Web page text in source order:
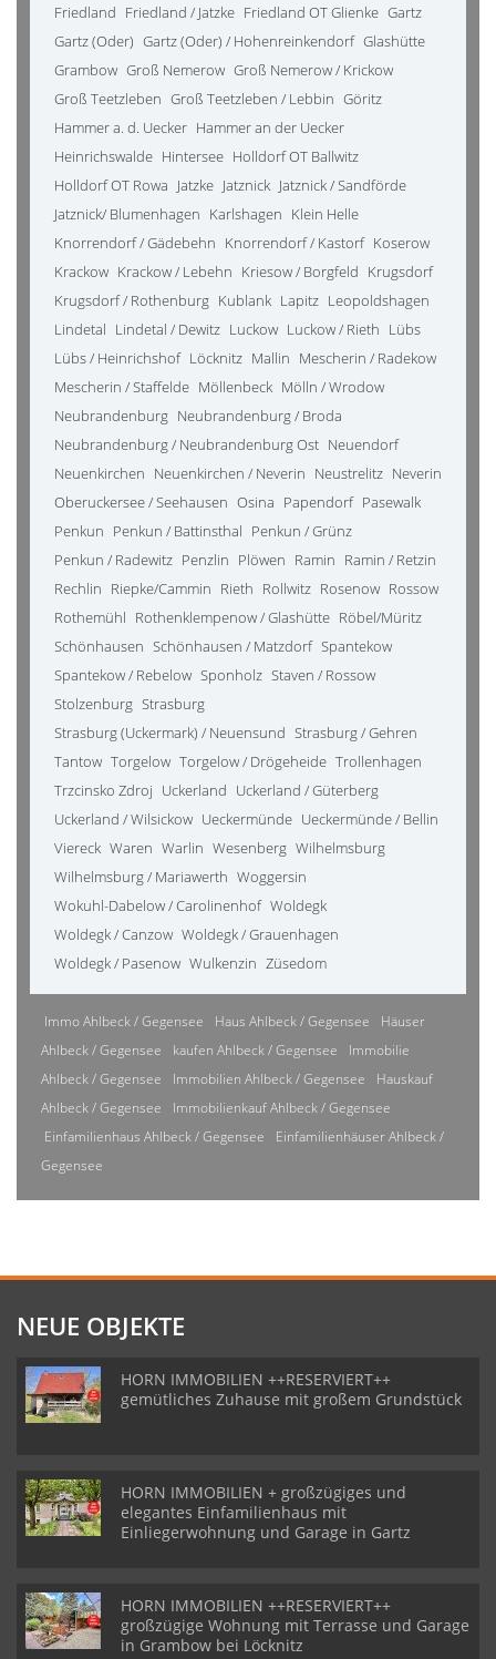
Friedland Friedland / Jatzke Friedland OT Glienke Gartz
Gartz (Oder) Gartz (Oder) / Hohenreinkendorf Glashütte
Grambow Groß Nemerow Groß Nemerow / Krickow
Groß Teetzleben Groß Teetzleben / Lebbin Göritz
Hammer a. d. Uecker Hammer an der Uecker
Heinrichswalde Hintersee Holldorf OT Ballwitz
Holldorf OT Rowa Jatzke Jatznick Jatznick / Sandförde
Jatznick/ Blumenhagen Karlshagen Klein Helle
Knorrendorf / Gädebehn Knorrendorf / Kastorf Koserow
Krackow Krackow / Lebehn Kriesow / Borgfeld Krugsdorf
Krugsdorf / Rothenburg Kublank Lapitz Leopoldshagen
Lindetal Lindetal / Dewitz Luckow Luckow / Rieth Lübs
Lübs / Heinrichshof Löcknitz Mallin Mescherin / Radekow
Mescherin / Staffelde Möllenbeck Mölln / Wrodow
Neubrandenburg Neubrandenburg / Broda
Neubrandenburg / Neubrandenburg Ost Neuendorf
Neuenkirchen Neuenkirchen / Neverin Neustrelitz Neverin
Oberuckersee / Seehausen Osina Papendorf Pasewalk
Penkun Penkun / Battinsthal Penkun / Grünz
Penkun / Radewitz Penzlin Plöwen Ramin Ramin / Retzin
Rechlin Riepke/Cammin Rieth Rollwitz Rosenow Rossow
Rothemühl Rothenklempenow / Glashütte Röbel/Müritz
Schönhausen Schönhausen / Matzdorf Spantekow
Spantekow / Rebelow Sponholz Staven / Rossow
Stolzenburg Strasburg
Strasburg (Uckermark) / Neuensund Strasburg / Gehren
Tantow Torgelow Torgelow / Drögeheide Trollenhagen
Trzcinsko Zdroj Uckerland Uckerland / Güterberg
Uckerland / Wilsickow Ueckermünde Ueckermünde / Bellin
Viereck Waren Warlin Wesenberg Wilhelmsburg
Wilhelmsburg / Mariawerth Woggersin
Wokuhl-Dabelow / Carolinenhof Woldegk
Woldegk / Canzow Woldegk / Grauenhagen
Woldegk / Pasenow Wulkenzin Züsedom
Immo Ahlbeck / Gegensee Haus Ahlbeck / Gegensee
Häuser
Ahlbeck / Gegensee
kaufen Ahlbeck / Gegensee
Immobilie
Ahlbeck / Gegensee
Immobilien Ahlbeck / Gegensee
Hauskauf
Ahlbeck / Gegensee
Immobilienkauf Ahlbeck / Gegensee
Einfamilienhaus Ahlbeck / Gegensee
Einfamilienhäuser Ahlbeck /
Gegensee
NEUE OBJEKTE
HORN IMMOBILIEN ++RESERVIERT++
gemütliches Zuhause mit großem Grundstück
HORN IMMOBILIEN + großzügiges und
elegantes Einfamilienhaus mit
Einliegerwohnung und Garage in Gartz
HORN IMMOBILIEN ++RESERVIERT++
großzügige Wohnung mit Terrasse und Garage
in Grambow bei Löcknitz